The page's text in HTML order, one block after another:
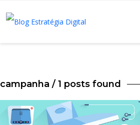
campanha / 1 posts found